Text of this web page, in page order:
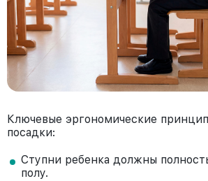
Ключевые эргономические
посадки:
Ступни ребенка должны
полу.